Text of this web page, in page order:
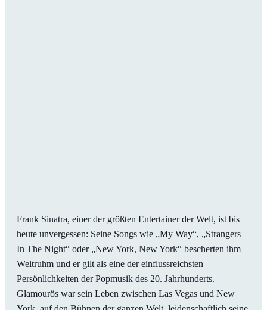
Frank Sinatra, einer der größten Entertainer der Welt, ist bis
heute unvergessen: Seine Songs wie „My Way“, „Strangers
In The Night“ oder „New York, New York“ bescherten ihm
Weltruhm und er gilt als eine der einflussreichsten
Persönlichkeiten der Popmusik des 20. Jahrhunderts.
Glamourös war sein Leben zwischen Las Vegas und New